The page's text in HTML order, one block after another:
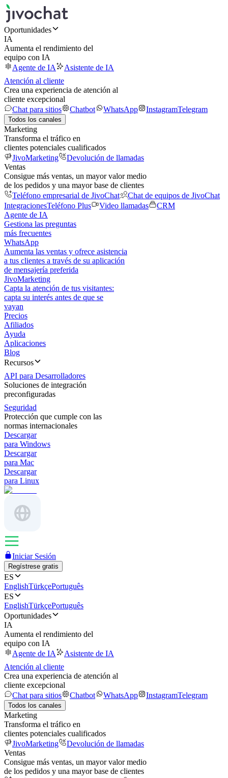
Oportunidades
IA
Aumenta el rendimiento del
equipo con IA
Agente de IA
Asistente de IA
Atención al cliente
Crea una experiencia de atención al
cliente excepcional
Chat para sitios
Chatbot WhatsApp InstagramTelegram
Todos los canales
Marketing
Transforma el tráfico en
clientes potenciales cualificados
JivoMarketing
Devolución de llamadas
Ventas
Consigue más ventas, un mayor valor medio
de los pedidos y una mayor base de clientes
Teléfono empresarial de JivoChat
Chat de equipos de JivoChat
IntegracionesTeléfono Plus Video llamadas
CRM
Agente de IA
Gestiona las preguntas
más frecuentes
WhatsApp
Aumenta las ventas y ofrece asistencia
a tus clientes a través de su aplicación
de mensajería preferida
JivoMarketing
Capta la atención de tus visitantes:
capta su interés antes de que se
vayan
Precios
Afiliados
Ayuda
Aplicaciones
Blog
Recursos
API para Desarrolladores
Soluciones de integración
preconfiguradas
Seguridad
Protección que cumple con las
normas internacionales
Descargar
para Windows
Descargar
para Mac
Descargar
para Linux
Iniciar Sesión
Regístrese gratis
ES
EnglishTürkçePortuguês
ES
EnglishTürkçePortuguês
Oportunidades
IA
Aumenta el rendimiento del
equipo con IA
Agente de IA
Asistente de IA
Atención al cliente
Crea una experiencia de atención al
cliente excepcional
Chat para sitios
Chatbot WhatsApp InstagramTelegram
Todos los canales
Marketing
Transforma el tráfico en
clientes potenciales cualificados
JivoMarketing
Devolución de llamadas
Ventas
Consigue más ventas, un mayor valor medio
de los pedidos y una mayor base de clientes